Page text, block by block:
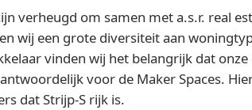
verheugd om samen met a.s.r. real
wij een grote diversiteit aan
vinden wij het belangrijk dat
voor de Maker Spaces.
dat Strijp-S rijk is.